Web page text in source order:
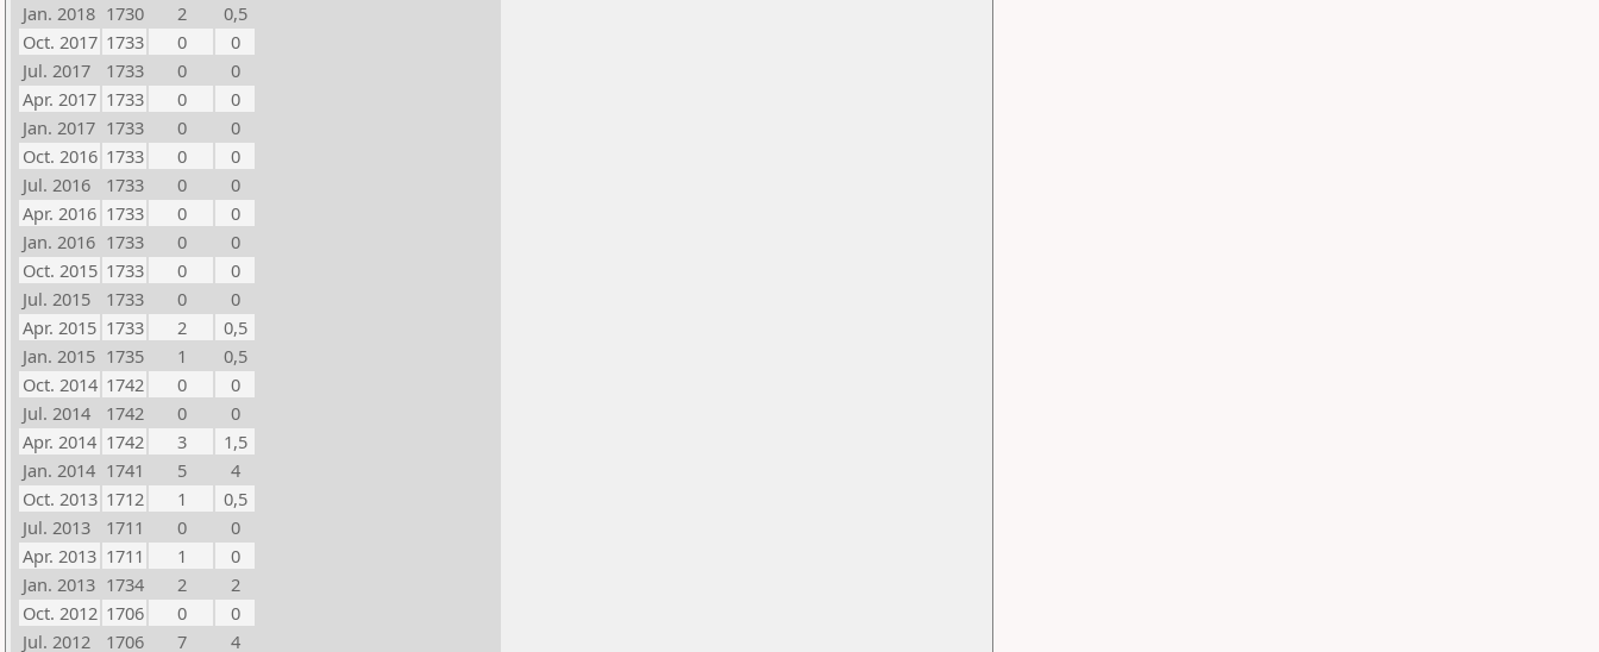
Jan. 2018 1730 2
0,5
Oct. 2017 1733 0
0
Jul. 2017
1733 0
0
Apr. 2017 1733 0
0
Jan. 2017 1733 0
0
Oct. 2016 1733 0
0
Jul. 2016
1733 0
0
Apr. 2016 1733 0
0
Jan. 2016 1733 0
0
Oct. 2015 1733 0
0
Jul. 2015
1733 0
0
Apr. 2015 1733 2
0,5
Jan. 2015 1735 1
0,5
Oct. 2014 1742 0
0
Jul. 2014
1742 0
0
Apr. 2014 1742 3
1,5
Jan. 2014 1741 5
4
Oct. 2013 1712 1
0,5
Jul. 2013
1711 0
0
Apr. 2013 1711 1
0
Jan. 2013 1734 2
2
Oct. 2012 1706 0
0
Jul. 2012
1706 7
4